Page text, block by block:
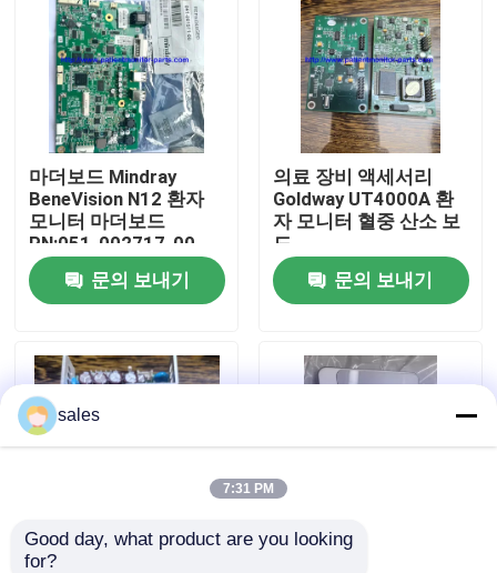
비디오
우리 에 관한 것
공장 투어
품질 관리
저희와 연락
인용 을 요청 하십시오
환자 모니터 모듈
마더보드 Mindray
BeneVision N12 환자
모니터 마더보드
PN:051-002717-00
문의 보내기
의료 장비 액세서리
Goldway UT4000A 환
자 모니터 혈중 산소 보
드
문의 보내기
전원 보드 GE B650 환
sales
7:31 PM
Good day, what product are you looking
for?